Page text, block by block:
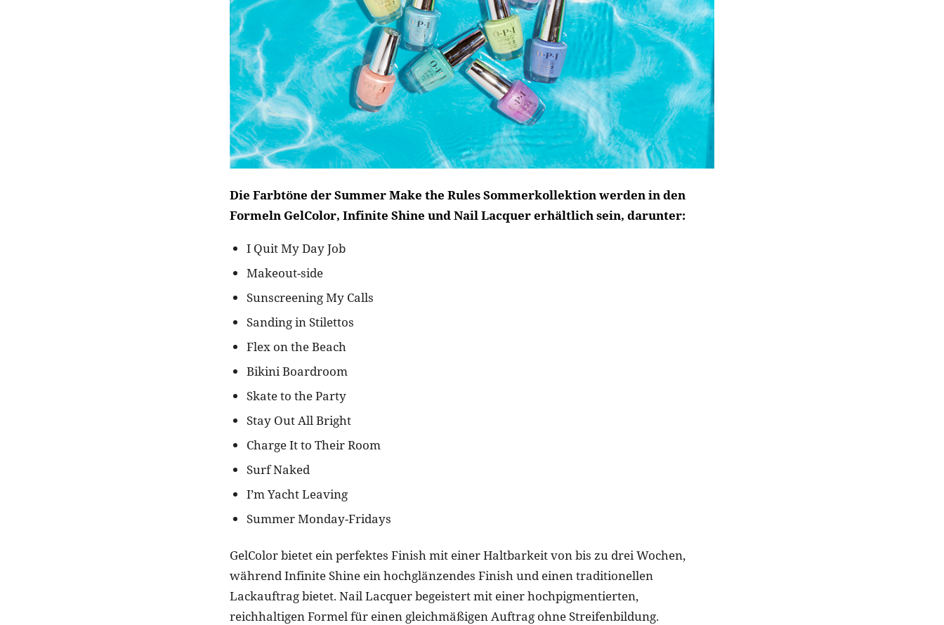
Die Farbtöne der Summer Make the Rules Sommerkollektion werden in den
Formeln GelColor, Infinite Shine und Nail Lacquer erhältlich sein, darunter:
I Quit My Day Job
Makeout-side
Sunscreening My Calls
Sanding in Stilettos
Flex on the Beach
Bikini Boardroom
Skate to the Party
Stay Out All Bright
Charge It to Their Room
Surf Naked
I’m Yacht Leaving
Summer Monday-Fridays
GelColor bietet ein perfektes Finish mit einer Haltbarkeit von bis zu drei Wochen,
während Infinite Shine ein hochglänzendes Finish und einen traditionellen
Lackauftrag bietet. Nail Lacquer begeistert mit einer hochpigmentierten,
reichhaltigen Formel für einen gleichmäßigen Auftrag ohne Streifenbildung.